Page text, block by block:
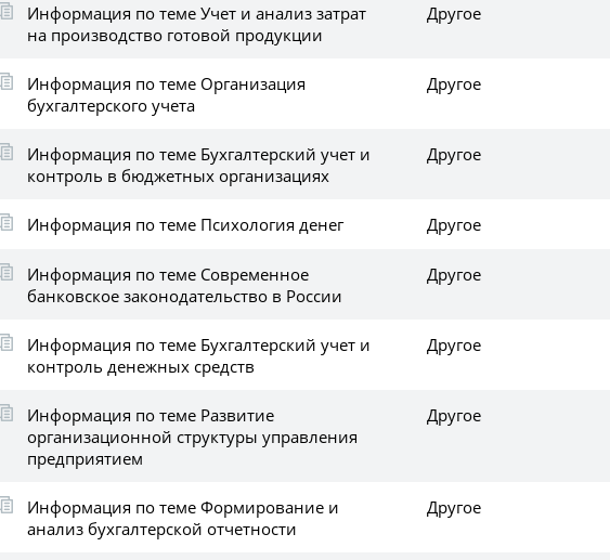
Информация по теме Учет и анализ затрат
на производство готовой продукции
Другое
Информация по теме Организация
бухгалтерского учета
Другое
Информация по теме Бухгалтерский учет и
контроль в бюджетных организациях
Другое
Информация по теме Психология денег Другое
Информация по теме Современное
банковское законодательство в России
Другое
Информация по теме Бухгалтерский учет и
контроль денежных средств
Другое
Информация по теме Развитие
организационной структуры управления
предприятием
Другое
Информация по теме Формирование и
анализ бухгалтерской отчетности
Другое